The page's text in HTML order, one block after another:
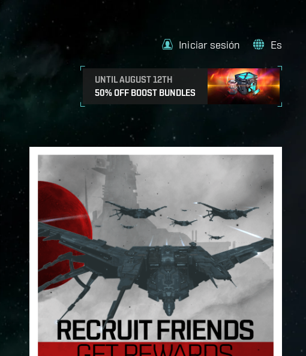
UNTIL AUGUST 12TH
50% OFF BOOST BUNDLES
Iniciar sesión Es